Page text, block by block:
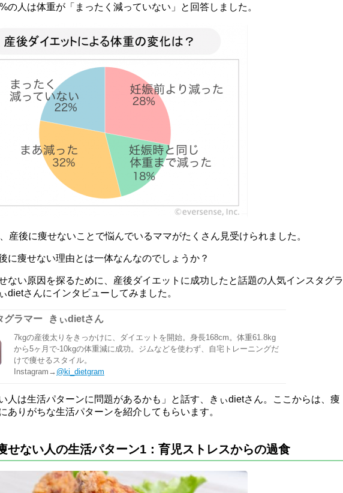
の人は体重が「まったく減っていない」と回答しました。
産後に痩せないことで悩んでいるママがたくさん見受けられました。
に痩せない理由とは一体なんなのでしょうか？
ない原因を探るために、産後ダイエットに成功したと話題の人気インスタグラ
dietさんにインタビューしてみました。
グラマー きぃdietさん
7kgの産後太りをきっかけに、ダイエットを開始。身長168cm。体重61.8kg
から5ヶ月で-10kgの体重減に成功。ジムなどを使わず、自宅トレーニングだ
けで痩せるスタイル。
Instagram→ @ki_dietgram
い人は生活パターンに問題があるかも」と話す、きぃdietさん。ここからは、痩
ありがちな生活パターンを紹介してもらいます。
せない人の生活パターン1：育児ストレスからの過食